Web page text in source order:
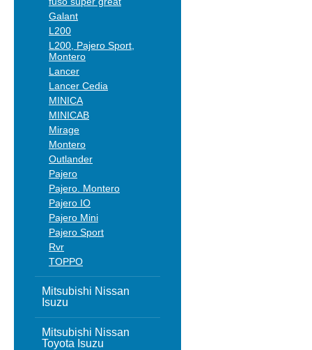
Galant
L200
L200, Pajero Sport,
Montero
Lancer
Lancer Cedia
MINICA
MINICAB
Mirage
Montero
Outlander
Pajero
Pajero. Montero
Pajero IO
Pajero Mini
Pajero Sport
Rvr
TOPPO
Mitsubishi Nissan
Isuzu
Mitsubishi Nissan
Toyota Isuzu